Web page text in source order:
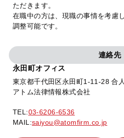
ただきます。
在職中の方は、現職の事情を考慮
調整可能です。
連絡先
永田町オフィス
東京都千代田区永田町1-11-28 合
アトム法律情報株式会社
TEL:03-6206-6536
MAIL:saiyou@atomfirm.co.jp